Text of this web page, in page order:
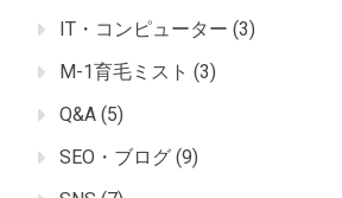
IT・コンピューター (3)
M-1育毛ミスト (3)
Q&A (5)
SEO・ブログ (9)